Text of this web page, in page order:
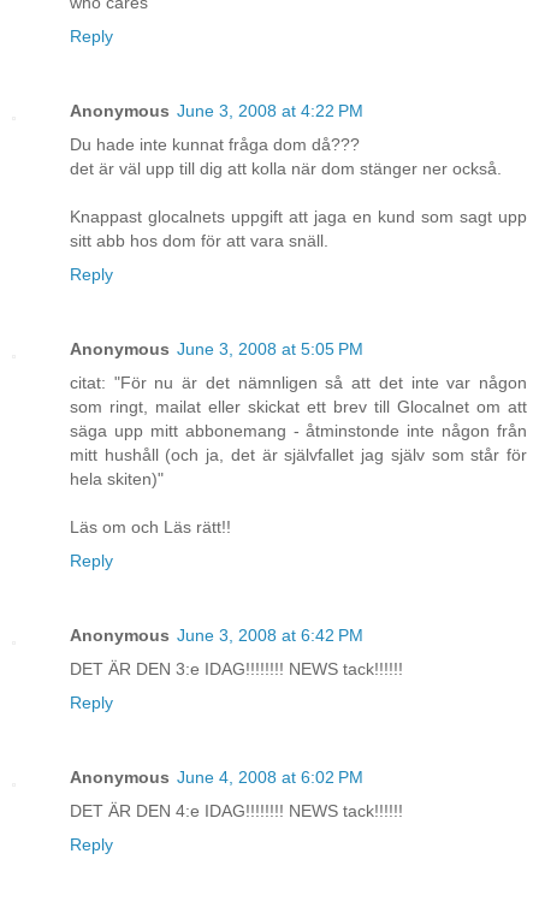
Reply
Anonymous June 3, 2008 at 4:22 PM
Du hade inte kunnat fråga dom då???
det är väl upp till dig att kolla när dom stänger ner också.
Knappast glocalnets uppgift att jaga en kund som sagt upp
sitt abb hos dom för att vara snäll.
Reply
Anonymous June 3, 2008 at 5:05 PM
citat: "För nu är det nämnligen så att det inte var någon
som ringt, mailat eller skickat ett brev till Glocalnet om att
säga upp mitt abbonemang - åtminstonde inte någon från
mitt hushåll (och ja, det är självfallet jag själv som står för
hela skiten)"
Läs om och Läs rätt!!
Reply
Anonymous June 3, 2008 at 6:42 PM
DET ÄR DEN 3:e IDAG!!!!!!!! NEWS tack!!!!!!
Reply
Anonymous June 4, 2008 at 6:02 PM
DET ÄR DEN 4:e IDAG!!!!!!!! NEWS tack!!!!!!
Reply